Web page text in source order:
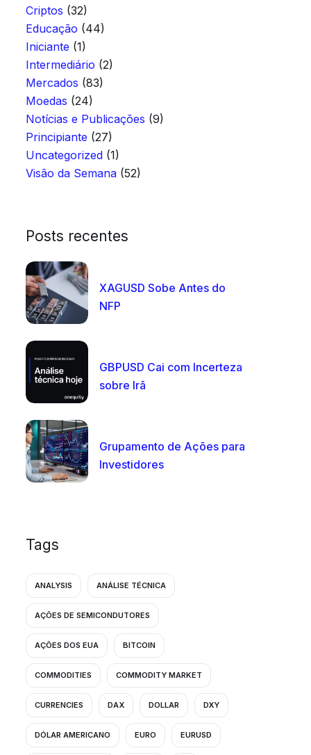
Criptos (32)
Educação (44)
Iniciante (1)
Intermediário (2)
Mercados (83)
Moedas (24)
Notícias e Publicações (9)
Principiante (27)
Uncategorized (1)
Visão da Semana (52)
Posts recentes
XAGUSD Sobe Antes do
NFP
GBPUSD Cai com Incerteza
sobre Irã
Grupamento de Ações para
Investidores
Tags
ANALYSIS ANÁLISE TÉCNICA
AÇÕES DE SEMICONDUTORES
AÇÕES DOS EUA BITCOIN
COMMODITIES COMMODITY MARKET
CURRENCIES DAX DOLLAR DXY
DÓLAR AMERICANO EURO EURUSD